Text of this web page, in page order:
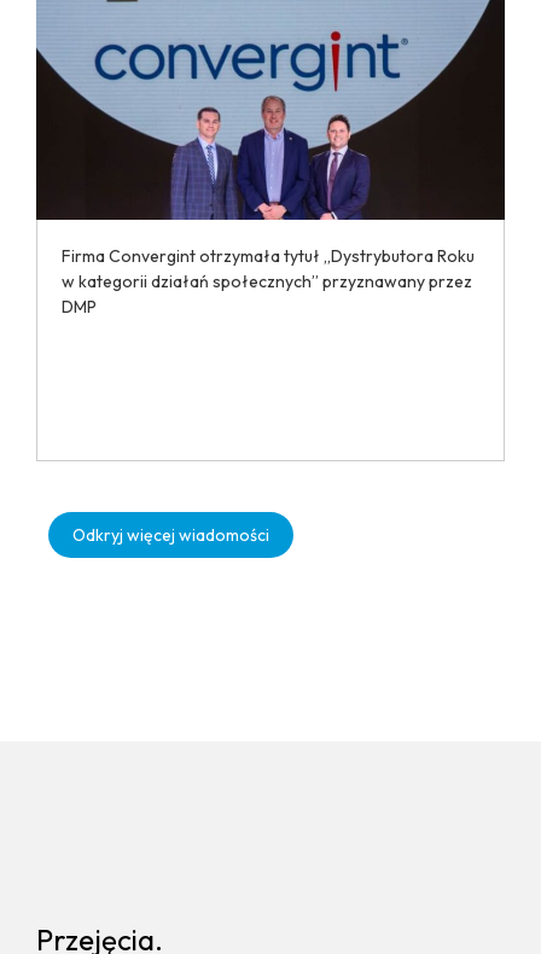
Firma Convergint otrzymała tytuł „Dystrybutora Roku
w kategorii działań społecznych” przyznawany przez
DMP
Odkryj więcej wiadomości
Przejęcia.